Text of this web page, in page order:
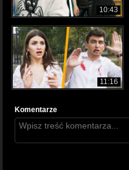
10:43
11:16
Komentarze